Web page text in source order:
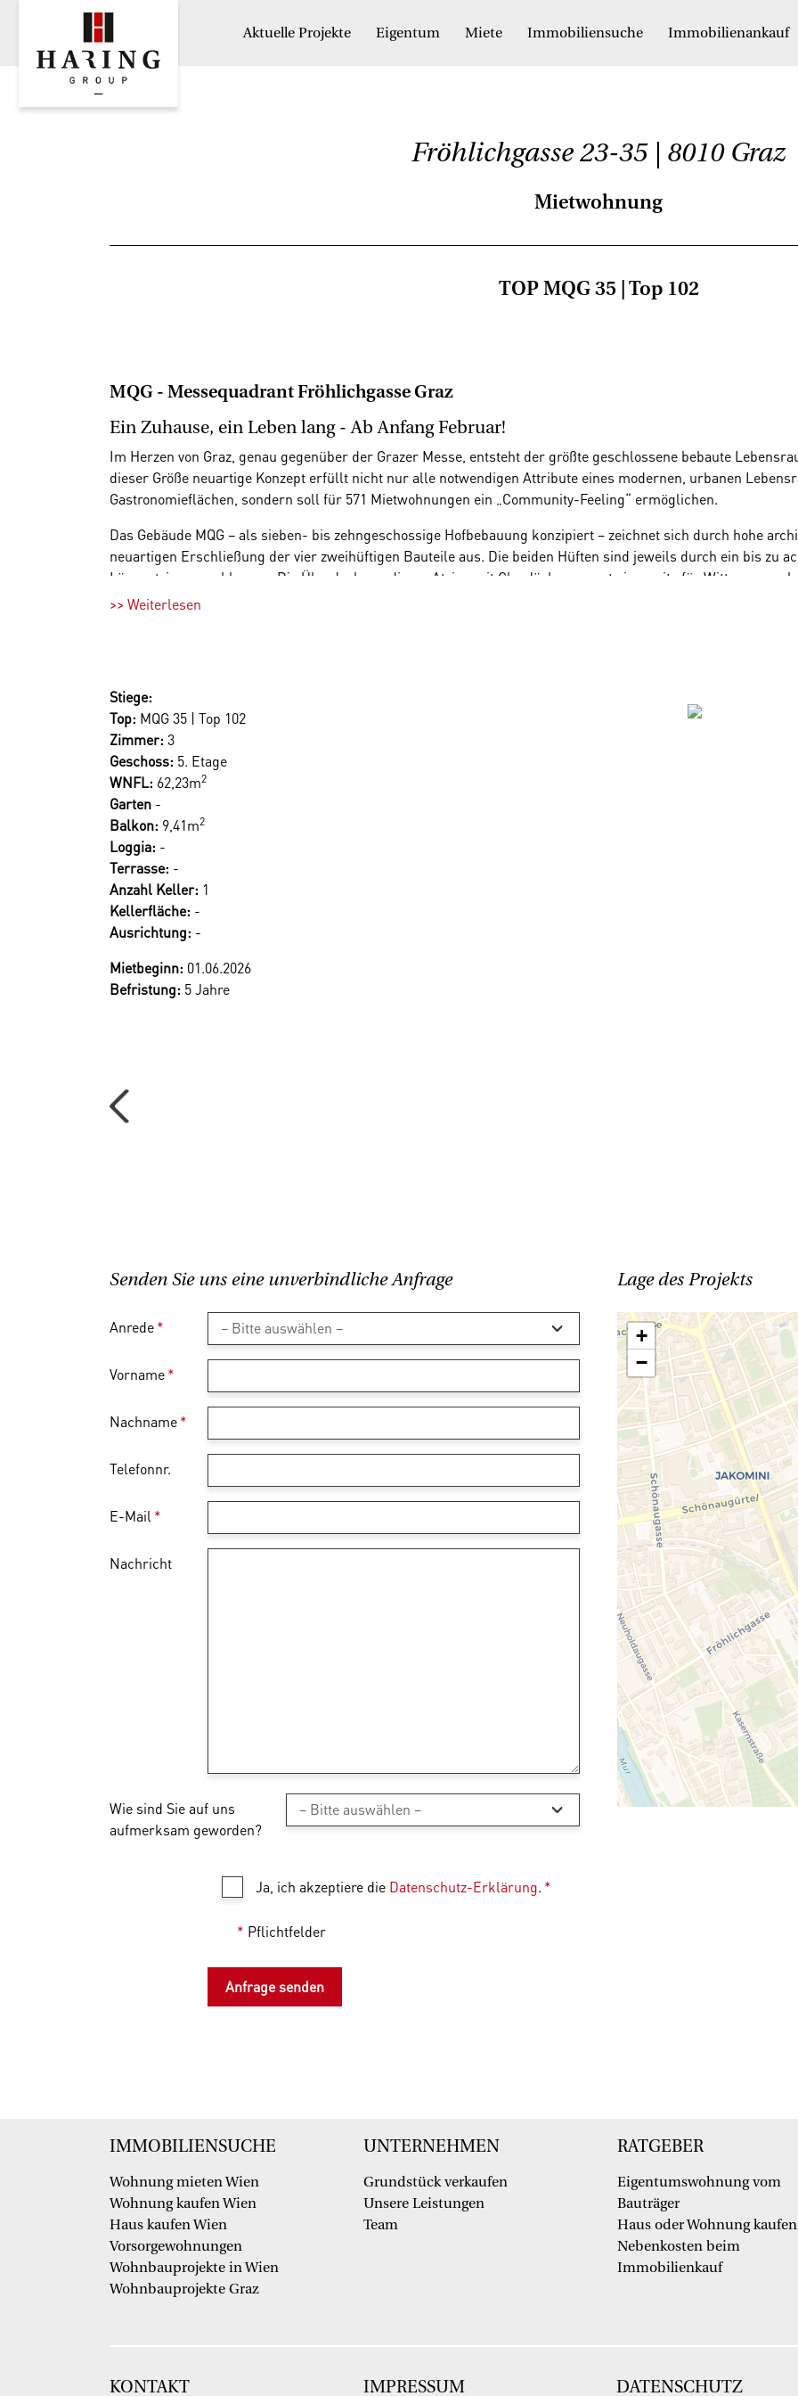
Aktuelle Projekte Eigentum Miete Immobiliensuche Immobilienankauf
Fröhlichgasse 23-35 | 8010 Graz
Mietwohnung
TOP MQG 35 | Top 102
MQG - Messequadrant Fröhlichgasse Graz
Ein Zuhause, ein Leben lang - Ab Anfang Februar!
Im Herzen von Graz, genau gegenüber der Grazer Messe, entsteht der größte geschlossene bebaute
dieser Größe neuartige Konzept erfüllt nicht nur alle notwendigen Attribute eines modernen, urbanen
Gastronomieflächen, sondern soll für 571 Mietwohnungen ein „Community-Feeling“ ermöglichen.
Das Gebäude MQG – als sieben- bis zehngeschossige Hofbebauung konzipiert – zeichnet sich durch hohe
neuartigen Erschließung der vier zweihüftigen Bauteile aus. Die beiden Hüften sind jeweils durch ein bis zu
Längsatrium erschlossen. Die Überdeckung dieser Atrien mit Glasdächern sorgt einerseits für
lichtdurchflutete Räume. Dadurch sind auch alle Wohneinheiten quer durchlüftbar.
Ein großes Angebot an Kultur- und Freizeitaktivitäten durch die zahlreichen Veranstaltungen des Messe
optimale Verkehrsanbindung durch die öffentlichen Verkehrsmittel bilden ein vollwertiges Lebensumfeld.
Vom MQG kommen Sie auch ohne Auto schnell an Ihr Ziel. Es wird ein öffentlicher Gehweg entlang der
Radautobahn“ errichtet. Die Untergeschosse beinhalten zwei Tiefgaragen, die sich in Summe auf drei
erstrecken. Zwischen der bestehenden Garage der Messe Congress Graz und der Tiefgarage im MQG wird
oberirdische Fußgängeranbindung zum Messevorplatz errichtet.
Unsere Homepage erreichen Sie unter
Wir weisen darauf hin, dass zwischen dem Vermittler und dem zu vermittelnden Dritten ein familiäres oder
>> Weiterlesen
Stiege:
Top: MQG 35 | Top 102
Zimmer: 3
Geschoss: 5. Etage
WNFL: 62,23m2
Garten -
Balkon: 9,41m2
Loggia: -
Terrasse: -
Anzahl Keller: 1
Kellerfläche: -
Ausrichtung: -
Mietbeginn: 01.06.2026
Befristung: 5 Jahre
Lage des Projekts
+
−
Senden Sie uns eine unverbindliche Anfrage
Anrede*
Vorname*
Nachname*
Telefonnr.
E-Mail*
Nachricht
Wie sind Sie auf uns
aufmerksam geworden?
Ja, ich akzeptiere die Datenschutz-Erklärung. *
* Pflichtfelder
IMMOBILIENSUCHE
Wohnung mieten Wien
Wohnung kaufen Wien
Haus kaufen Wien
Vorsorgewohnungen
Wohnbauprojekte in Wien
Wohnbauprojekte Graz
UNTERNEHMEN
Grundstück verkaufen
Unsere Leistungen
Team
RATGEBER
Eigentumswohnung vom
Bauträger
Haus oder Wohnung kaufen
Nebenkosten beim
Immobilienkauf
KONTAKT IMPRESSUM DATENSCHUTZ